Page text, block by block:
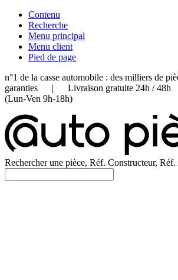
Contenu
Recherche
Menu principal
Menu client
Pied de page
n°1 de la casse automobile : des milliers de
garanties | Livraison gratuite 24h /
(Lun-Ven 9h-18h)
Rechercher une pièce, Réf. Constructeur,